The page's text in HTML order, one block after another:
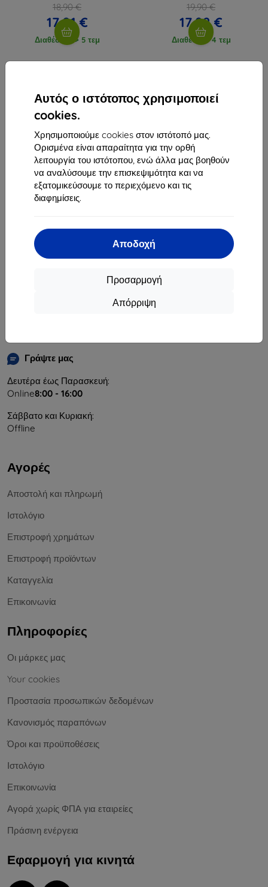
Αυτός ο ιστότοπος χρησιμοποιεί
cookies.
Χρησιμοποιούμε cookies στον ιστότοπό μας.
Ορισμένα είναι απαραίτητα για την ορθή
λειτουργία του ιστότοπου, ενώ άλλα μας βοηθούν
να αναλύσουμε την επισκεψιμότητα και να
εξατομικεύσουμε το περιεχόμενο και τις
διαφημίσεις.
Αποδοχή
Προσαρμογή
Απόρριψη
18,90 €
17,01 €
Διαθέσιμο > 5 τεμ
19,90 €
17,92 €
Διαθέσιμο 4 τεμ
841 04 Bratislava
Αριθμός Μητρώου Εταιρείας:46701494
Γράψτε μας
Δευτέρα έως Παρασκευή:
Online8:00 - 16:00
Σάββατο και Κυριακή:
Offline
Αγορές
Αποστολή και πληρωμή
Ιστολόγιο
Επιστροφή χρημάτων
Επιστροφή προϊόντων
Καταγγελία
Επικοινωνία
Πληροφορίες
Οι μάρκες μας
Your cookies
Προστασία προσωπικών δεδομένων
Κανονισμός παραπόνων
Όροι και προϋποθέσεις
Ιστολόγιο
Επικοινωνία
Αγορά χωρίς ΦΠΑ για εταιρείες
Πράσινη ενέργεια
Εφαρμογή για κινητά